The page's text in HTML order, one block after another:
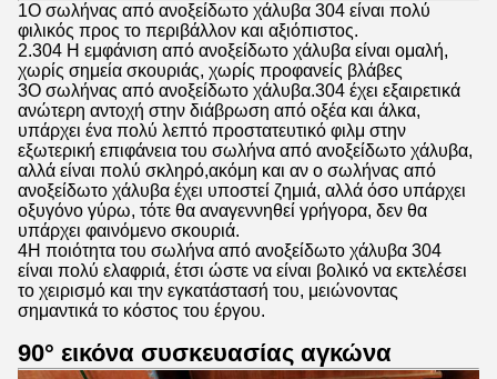
1Ο σωλήνας από ανοξείδωτο χάλυβα 304 είναι πολύ
φιλικός προς το περιβάλλον και αξιόπιστος.
2.304 Η εμφάνιση από ανοξείδωτο χάλυβα είναι ομαλή,
χωρίς σημεία σκουριάς, χωρίς προφανείς βλάβες
3Ο σωλήνας από ανοξείδωτο χάλυβα.304 έχει εξαιρετικά
ανώτερη αντοχή στην διάβρωση από οξέα και άλκα,
υπάρχει ένα πολύ λεπτό προστατευτικό φιλμ στην
εξωτερική επιφάνεια του σωλήνα από ανοξείδωτο χάλυβα,
αλλά είναι πολύ σκληρό,ακόμη και αν ο σωλήνας από
ανοξείδωτο χάλυβα έχει υποστεί ζημιά, αλλά όσο υπάρχει
οξυγόνο γύρω, τότε θα αναγεννηθεί γρήγορα, δεν θα
υπάρχει φαινόμενο σκουριά.
4Η ποιότητα του σωλήνα από ανοξείδωτο χάλυβα 304
είναι πολύ ελαφριά, έτσι ώστε να είναι βολικό να εκτελέσει
το χειρισμό και την εγκατάστασή του, μειώνοντας
σημαντικά το κόστος του έργου.
90° εικόνα συσκευασίας αγκώνα